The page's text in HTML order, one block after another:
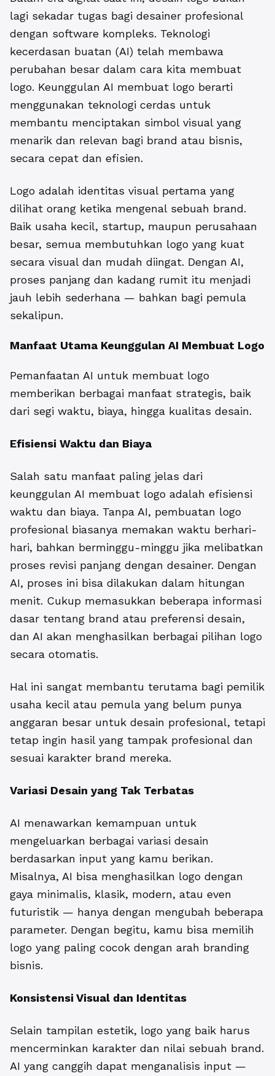
lagi sekadar tugas bagi desainer profesional
dengan software kompleks. Teknologi
kecerdasan buatan (AI) telah membawa
perubahan besar dalam cara kita membuat
logo. Keunggulan AI membuat logo berarti
menggunakan teknologi cerdas untuk
membantu menciptakan simbol visual yang
menarik dan relevan bagi brand atau bisnis,
secara cepat dan efisien.
Logo adalah identitas visual pertama yang
dilihat orang ketika mengenal sebuah brand.
Baik usaha kecil, startup, maupun perusahaan
besar, semua membutuhkan logo yang kuat
secara visual dan mudah diingat. Dengan AI,
proses panjang dan kadang rumit itu menjadi
jauh lebih sederhana — bahkan bagi pemula
sekalipun.
Manfaat Utama Keunggulan AI Membuat Logo
Pemanfaatan AI untuk membuat logo
memberikan berbagai manfaat strategis, baik
dari segi waktu, biaya, hingga kualitas desain.
Efisiensi Waktu dan Biaya
Salah satu manfaat paling jelas dari
keunggulan AI membuat logo adalah efisiensi
waktu dan biaya. Tanpa AI, pembuatan logo
profesional biasanya memakan waktu berhari-
hari, bahkan berminggu-minggu jika melibatkan
proses revisi panjang dengan desainer. Dengan
AI, proses ini bisa dilakukan dalam hitungan
menit. Cukup memasukkan beberapa informasi
dasar tentang brand atau preferensi desain,
dan AI akan menghasilkan berbagai pilihan logo
secara otomatis.
Hal ini sangat membantu terutama bagi pemilik
usaha kecil atau pemula yang belum punya
anggaran besar untuk desain profesional, tetapi
tetap ingin hasil yang tampak profesional dan
sesuai karakter brand mereka.
Variasi Desain yang Tak Terbatas
AI menawarkan kemampuan untuk
mengeluarkan berbagai variasi desain
berdasarkan input yang kamu berikan.
Misalnya, AI bisa menghasilkan logo dengan
gaya minimalis, klasik, modern, atau even
futuristik — hanya dengan mengubah beberapa
parameter. Dengan begitu, kamu bisa memilih
logo yang paling cocok dengan arah branding
bisnis.
Konsistensi Visual dan Identitas
Selain tampilan estetik, logo yang baik harus
mencerminkan karakter dan nilai sebuah brand.
AI yang canggih dapat menganalisis input —